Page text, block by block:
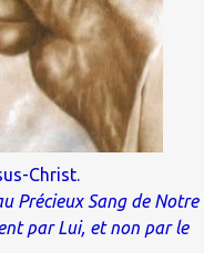
Christ.
Précieux Sang de Notre
par Lui, et non par le